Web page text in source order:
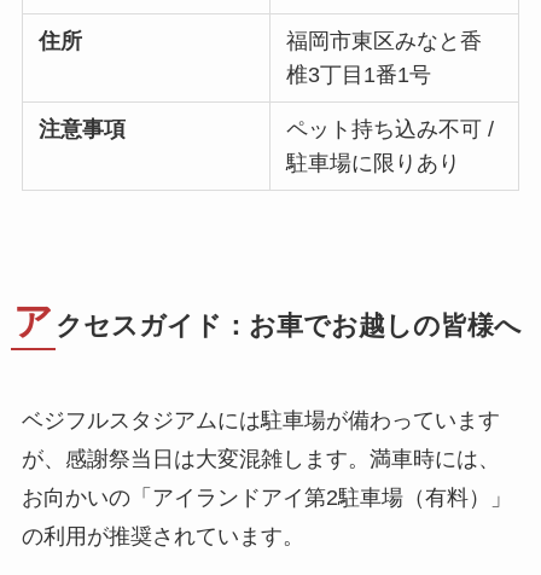
住所
福岡市東区みなと香
椎3丁目1番1号
注意事項
ペット持ち込み不可 /
駐車場に限りあり
ア クセスガイド：お車でお越しの皆様へ
ベジフルスタジアムには駐車場が備わっています
が、感謝祭当日は大変混雑します。満車時には、
お向かいの「アイランドアイ第2駐車場（有料）」
の利用が推奨されています。